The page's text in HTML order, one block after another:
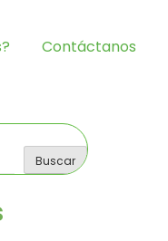
Contáctanos
Buscar